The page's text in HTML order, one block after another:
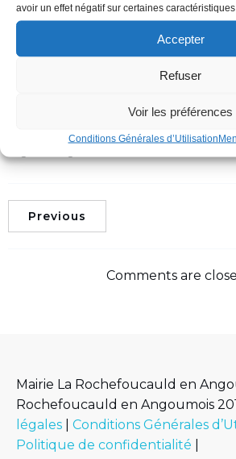
avoir un effet négatif sur certaines caractéristiques
Accepter
Refuser
Voir les préférences
Conditions Générales d’Utilisation
juillet sont annulées et reportées
Previous
Comments are
Mairie La Rochefoucauld en
Rochefoucauld en Angoumois
légales
Conditions Générales
Politique de confidentialité